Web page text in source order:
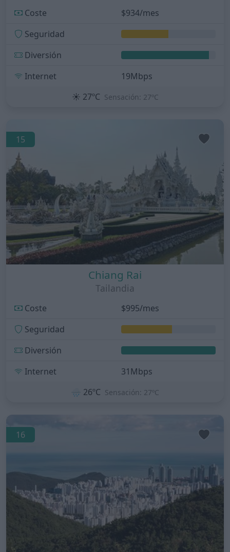
Coste
$934/mes
Seguridad
Diversión
Internet
19Mbps
☀️ 27ºC Sensación: 27ºC
15
Chiang Rai
Tailandia
Coste
$995/mes
Seguridad
Diversión
Internet
31Mbps
🌧️ 26ºC Sensación: 27ºC
16